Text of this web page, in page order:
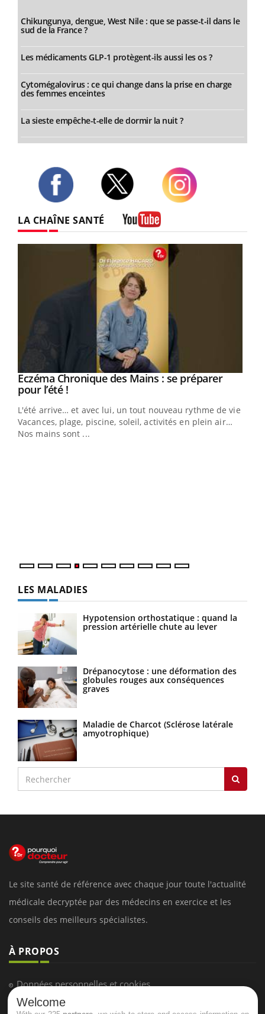
Chikungunya, dengue, West Nile : que se passe-t-il dans le
sud de la France ?
Les médicaments GLP-1 protègent-ils aussi les os ?
Cytomégalovirus : ce qui change dans la prise en charge
des femmes enceintes
La sieste empêche-t-elle de dormir la nuit ?
LA CHAÎNE SANTÉ
Youtube
Eczéma Chronique des Mains : se préparer
pour l’été !Youtube
L'été arrive… et avec lui, un tout nouveau rythme de vie !
Vacances, plage, piscine, soleil, activités en plein air…
Nos mains sont ...
LES MALADIES
Hypotension orthostatique : quand la
pression artérielle chute au lever
Drépanocytose : une déformation des
globules rouges aux conséquences
graves
Maladie de Charcot (Sclérose latérale
amyotrophique)
Le site santé de référence avec chaque jour toute l'actualité
médicale decryptée par des médecins en exercice et les
conseils des meilleurs spécialistes.
À PROPOS
Données personnelles et cookies
Qui sommes-nous
Welcome